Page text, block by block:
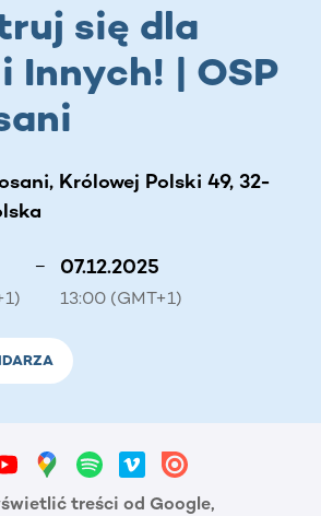
się dla
Innych! | OSP
Królowej Polski 49, 32-
– 07.12.2025
13:00 (GMT+1)
treści od Google,